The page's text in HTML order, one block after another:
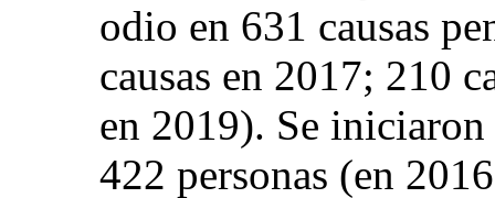
odio en 631 causas
causas en 2017; 210
en 2019). Se iniciaron
422 personas (en